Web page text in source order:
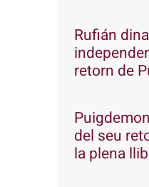
Rufián
retorn de
del seu
la plena